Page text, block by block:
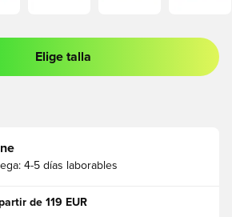
sesión o registrarse como miembro
Elige talla
4-5 días laborables
de 119 EUR